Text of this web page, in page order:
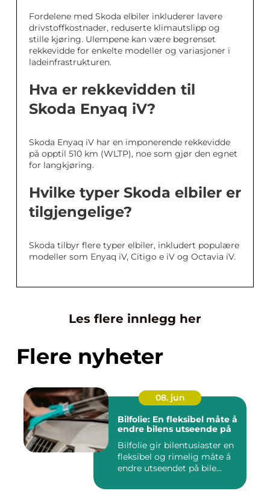
Fordelene med Skoda elbiler inkluderer lavere
drivstoffkostnader, reduserte klimautslipp og
stille kjøring. Ulempene kan være begrenset
rekkevidde for enkelte modeller og variasjoner i
ladeinfrastrukturen.
Hva er rekkevidden til
Skoda Enyaq iV?
Skoda Enyaq iV har en imponerende rekkevidde
på opptil 510 km (WLTP), noe som gjør den egnet
for langkjøring.
Hvilke typer Skoda elbiler er
tilgjengelige?
Skoda tilbyr flere typer elbiler, inkludert populære
modeller som Enyaq iV, Citigo e iV og Octavia iV.
Les flere innlegg her
Flere nyheter
08. jun
Bilfolie: En fleksibel måte å
endre bilens utseende på
Bilfolie gir bilentusiaster en
fleksibel og rimelig måte å
endre utseendet på bile...